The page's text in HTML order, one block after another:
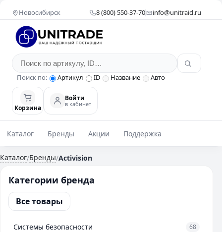
Новосибирск 8 (800) 550-37-70 info@unitraid.ru
Поиск по: Артикул ID Название Авто
Корзина
Войти
в кабинет
Каталог Бренды Акции Поддержка
Каталог/Бренды/Activision
Категории бренда
Все товары
Системы безопасности 68